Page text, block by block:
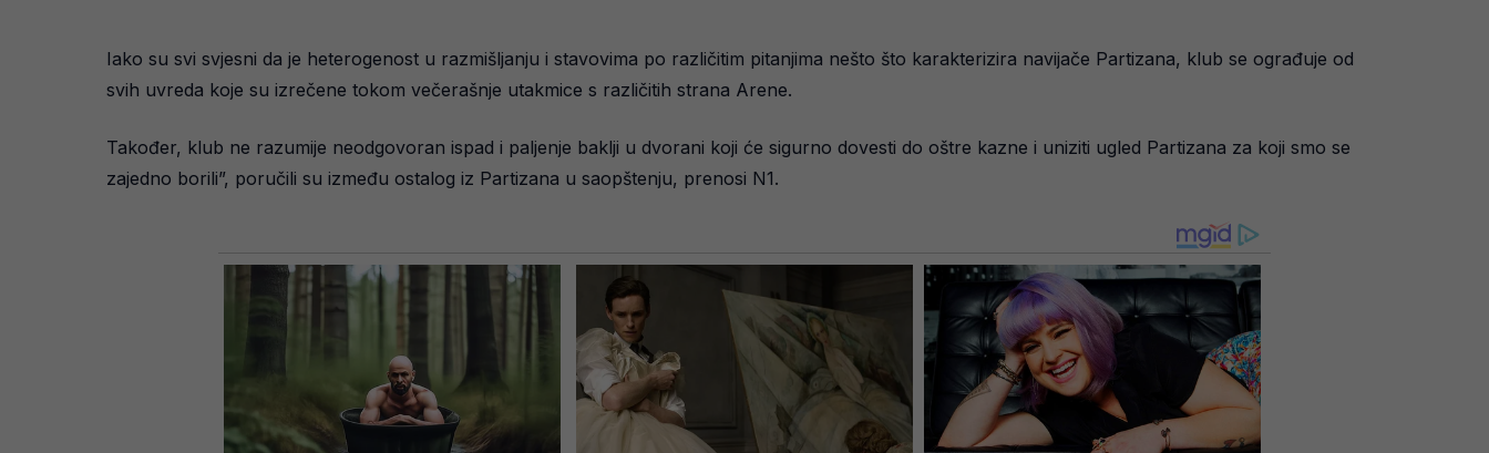
Iako su svi svjesni da je heterogenost u razmišljanju i stavovima po različitim pitanjima nešto što karakterizira navijače Partizana, klub se ograđuje od
svih uvreda koje su izrečene tokom večerašnje utakmice s različitih strana Arene.
Također, klub ne razumije neodgovoran ispad i paljenje baklji u dvorani koji će sigurno dovesti do oštre kazne i uniziti ugled Partizana za koji smo se
zajedno borili”, poručili su između ostalog iz Partizana u saopštenju, prenosi N1.